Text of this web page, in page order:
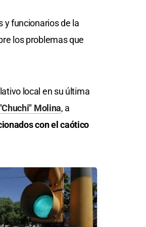
y funcionarios de la
los problemas que
local en su última
Molina, a
con el caótico